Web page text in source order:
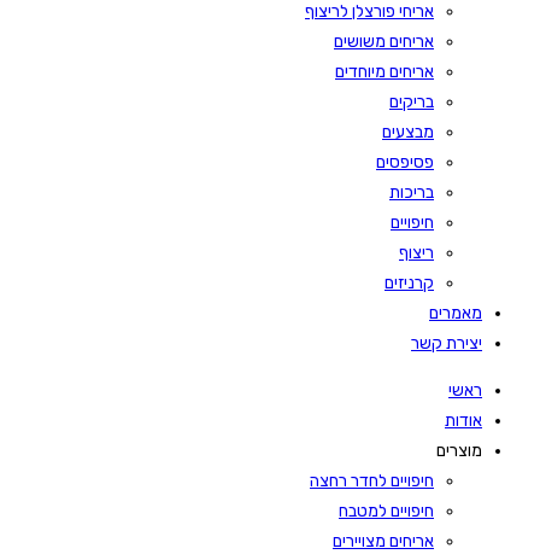
אריחי פורצלן לריצוף
אריחים משושים
אריחים מיוחדים
בריקים
מבצעים
פסיפסים
בריכות
חיפויים
ריצוף
קרניזים
מאמרים
יצירת קשר
ראשי
אודות
מוצרים
חיפויים לחדר רחצה
חיפויים למטבח
אריחים מצויירים